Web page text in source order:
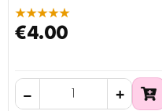
★★★★★
€4.00